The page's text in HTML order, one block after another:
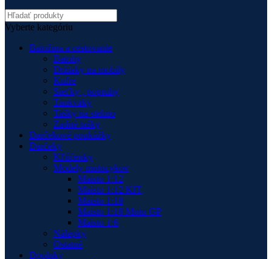
Vyberte kategóriu
Batožina a cestovanie
Batohy
Držiaky na mobily
Kufre
Sieťky , popruhy
Tankvaky
Tašky na stehno
Zadné tašky
Darčekové poukážky
Darčeky
Kľúčenky
Modely motocykov
Maisto 1:12
Maisto 1:12 KIT
Maisto 1:18
Maisto 1:18 Moto GP
Maisto 1:6
Nálepky
Ostatné
Doplnky